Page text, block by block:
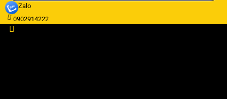
Zalo
0902914222